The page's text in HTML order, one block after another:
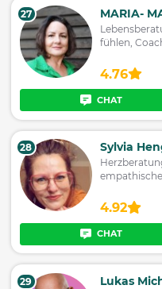
27 MARIA-
fühlen,
4.76
CHAT
28 Sylvia
4.92
CHAT
29 Lukas